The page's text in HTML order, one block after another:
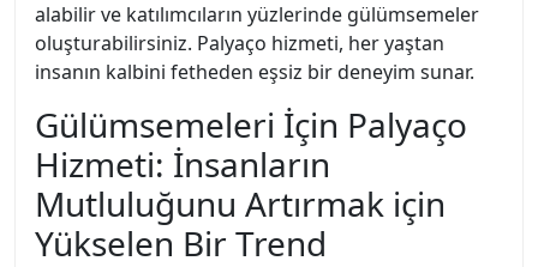
alabilir ve katılımcıların yüzlerinde gülümsemeler
oluşturabilirsiniz. Palyaço hizmeti, her yaştan
insanın kalbini fetheden eşsiz bir deneyim sunar.
Gülümsemeleri İçin Palyaço
Hizmeti: İnsanların
Mutluluğunu Artırmak için
Yükselen Bir Trend